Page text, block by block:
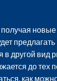
в другой вид
до тех
как